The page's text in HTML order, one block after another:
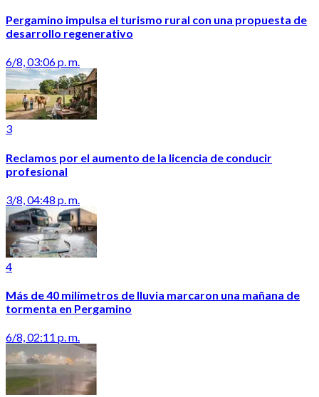
Pergamino impulsa el turismo rural con una propuesta de
desarrollo regenerativo
6/8, 03:06 p. m.
3
Reclamos por el aumento de la licencia de conducir
profesional
3/8, 04:48 p. m.
4
Más de 40 milímetros de lluvia marcaron una mañana de
tormenta en Pergamino
6/8, 02:11 p. m.